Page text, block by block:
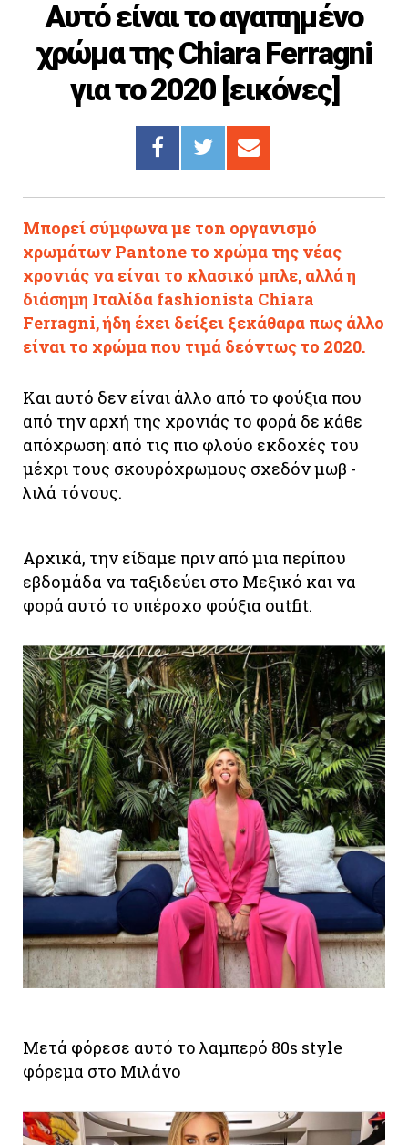
ΣΥΝΔΕΣΜΟΙ
Αυτό είναι το αγαπημένο
χρώμα της Chiara Ferragni
για το 2020 [εικόνες]
Μπορεί σύμφωνα με τοn οργανισμό
χρωμάτων Pantone το χρώμα της νέας
χρονιάς να είναι το κλασικό μπλε, αλλά η
διάσημη Ιταλίδα fashionista Chiara
Ferragni, ήδη έχει δείξει ξεκάθαρα πως άλλο
είναι το χρώμα που τιμά δεόντως το 2020.
Και αυτό δεν είναι άλλο από το φούξια που
από την αρχή της χρονιάς το φορά δε κάθε
απόχρωση: από τις πιο φλούο εκδοχές του
μέχρι τους σκουρόχρωμους σχεδόν μωβ -
λιλά τόνους.
Αρχικά, την είδαμε πριν από μια περίπου
εβδομάδα να ταξιδεύει στο Μεξικό και να
φορά αυτό το υπέροχο φούξια outfit.
Μετά φόρεσε αυτό το λαμπερό 80s style
φόρεμα στο Μιλάνο